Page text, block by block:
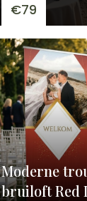
€79
Moderne
bruiloft Red